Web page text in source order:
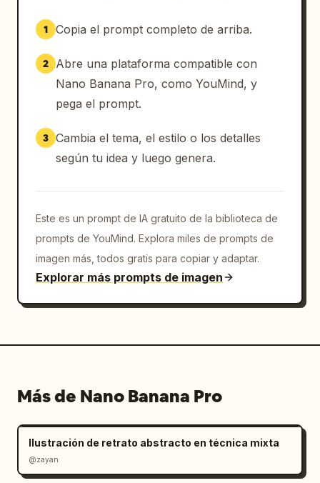
1 Copia el prompt completo de arriba.
2
Abre una plataforma compatible con
Nano Banana Pro, como YouMind, y
pega el prompt.
3 Cambia el tema, el estilo o los detalles
según tu idea y luego genera.
Este es un prompt de IA gratuito de la biblioteca de
prompts de YouMind. Explora miles de prompts de
imagen más, todos gratis para copiar y adaptar.
Explorar más prompts de imagen
Más de Nano Banana Pro
Ilustración de retrato abstracto en técnica mixta
@zayan